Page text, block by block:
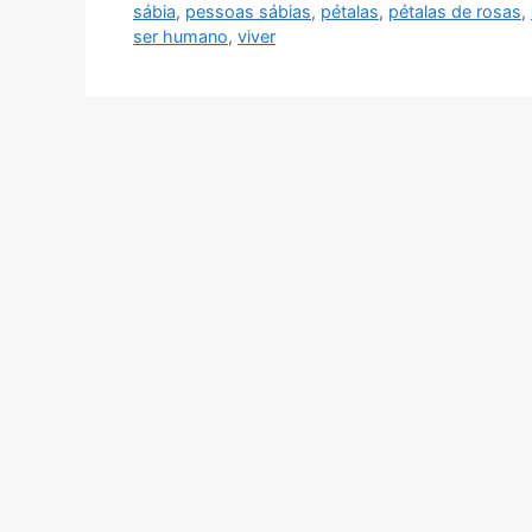
sábia, pessoas sábias, pétalas, pétalas de rosas,
ser humano, viver